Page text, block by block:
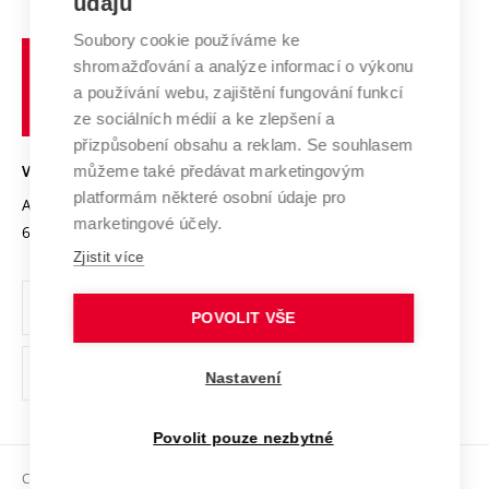
Systém zajišťování kvality výzkumu
Výzkumné infrastruktury
Transfer znalostí
Open Science
Projekty
Projekty ze strukturálních fondů
Specifický výzkum
Spolupráce se školami
Služby univerzity
Mezinárodní dohody
Univerzitní sítě
Profil univerzity
Udržitelná univerzita
Podnikavá univerzita / ContriBUTe
Bezpečná univerzita
Vyznamenání
Organizační struktura
Ochrana osobních údajů
odkaz)
Sociální bezpečí
učení
technické
VYSOKÉ UČENÍ TECHNICKÉ V BRNĚ
Antonínská 548/1
602 00 Brno
www.vut.cz
vut@vutbr.cz
Copyright © 2026 VUT
Soubory cookie používáme ke
shromažďování a analýze informací o výkonu
a používání webu, zajištění fungování funkcí
ze sociálních médií a ke zlepšení a
přizpůsobení obsahu a reklam. Se souhlasem
můžeme také předávat marketingovým
platformám některé osobní údaje pro
marketingové účely.
Zjistit více
POVOLIT VŠE
Nastavení
Povolit pouze nezbytné